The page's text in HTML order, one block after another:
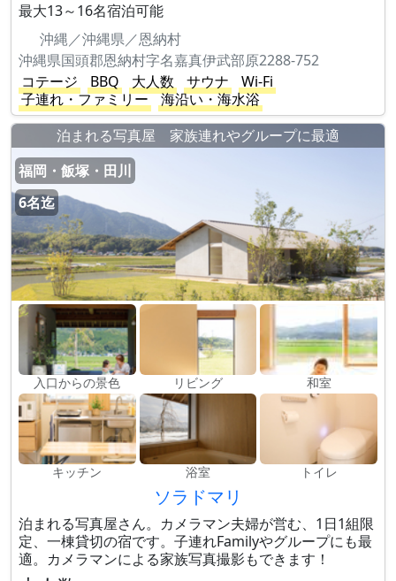
最大13～16名宿泊可能
沖縄／沖縄県／恩納村
沖縄県国頭郡恩納村字名嘉真伊武部原2288-752
コテージ
BBQ 大人数 サウナ
Wi-Fi
子連れ・ファミリー
海沿い・海水浴
泊まれる写真屋 家族連れやグループに最適
福岡・飯塚・田川
6名迄
入口からの景色 リビング 和室
キッチン 浴室 トイレ
ソラドマリ
泊まれる写真屋さん。カメラマン夫婦が営む、1日1組限
定、一棟貸切の宿です。子連れFamilyやグループにも最
適。カメラマンによる家族写真撮影もできます！